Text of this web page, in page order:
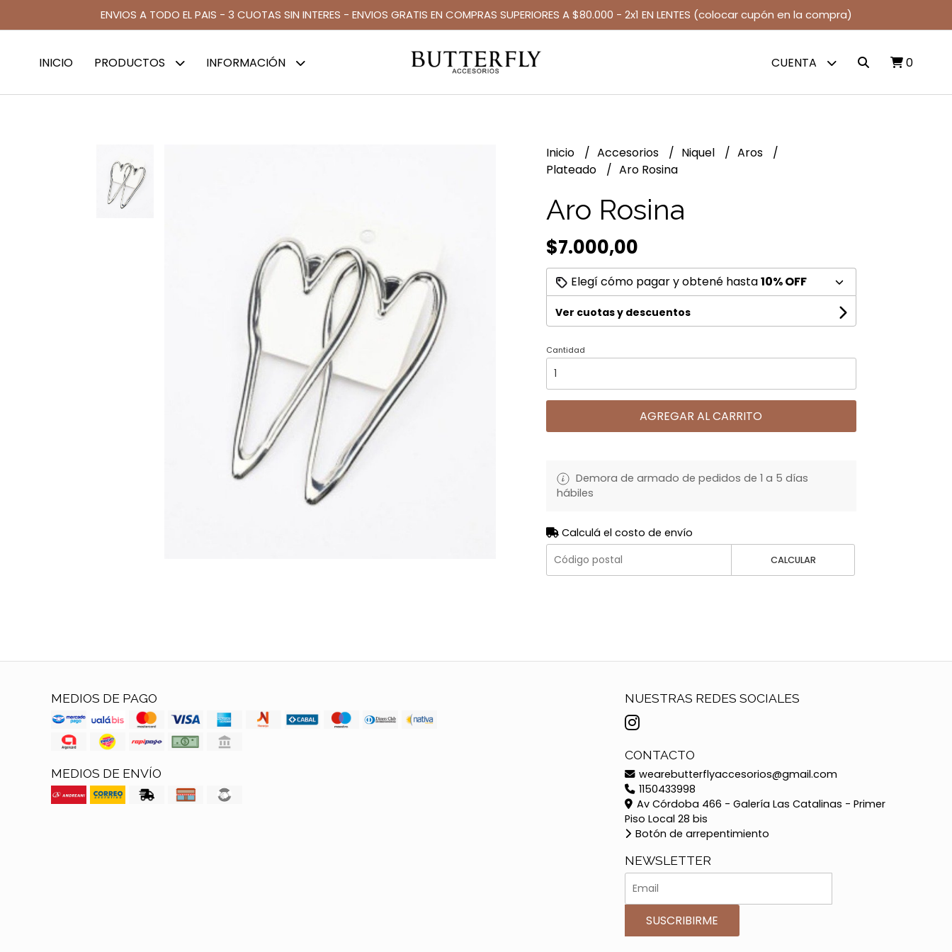
ENVIOS A TODO EL PAIS - 3 CUOTAS SIN INTERES - ENVIOS GRATIS EN COMPRAS SUPERIORES A $80.000 - 2x1 EN LENTES (colocar cupón en la compra)
INICIO PRODUCTOS INFORMACIÓN CUENTA 0
Inicio Accesorios Niquel
Aros
Plateado
Aro Rosina
Aro Rosina
$7.000,00
Elegí cómo pagar y obtené hasta10% OFF
Ver cuotas y descuentos
Cantidad
AGREGAR AL CARRITO
Demora de armado de pedidos de 1 a 5 días
hábiles
Calculá el costo de envío
CALCULAR
MEDIOS DE PAGO
MEDIOS DE ENVÍO
NUESTRAS REDES SOCIALES
CONTACTO
wearebutterflyaccesorios@gmail.com
1150433998
Av Córdoba 466 - Galería Las Catalinas - Primer
Piso Local 28 bis
Botón de arrepentimiento
NEWSLETTER
SUSCRIBIRME